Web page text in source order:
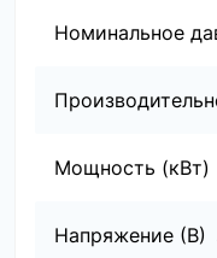
Номинальное
Мощность (кВт)
Напряжение (В)